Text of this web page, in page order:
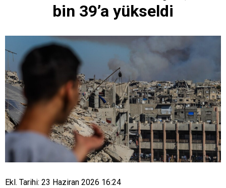
bin 39’a yükseldi
Ekl. Tarihi: 23 Haziran 2026 16:24